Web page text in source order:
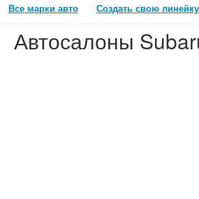
Все марки авто Создать свою
Автосалоны